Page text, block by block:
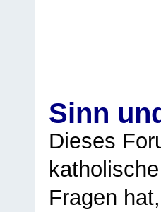
Sinn
Dieses
Fragen